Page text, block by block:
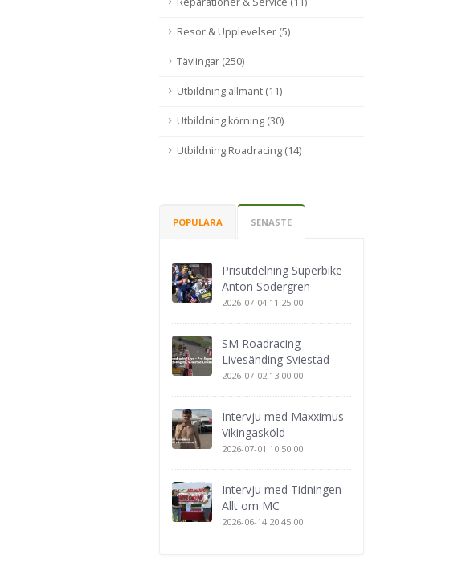
Resor & Upplevelser (5)
Tävlingar (250)
Utbildning allmänt (11)
Utbildning körning (30)
Utbildning Roadracing (14)
POPULÄRA SENASTE
Prisutdelning Superbike
Anton Södergren
2026-07-04 11:25:00
SM Roadracing
Livesänding Sviestad
2026-07-02 13:00:00
Intervju med Maxximus
Vikingasköld
2026-07-01 10:50:00
Intervju med Tidningen
Allt om MC
2026-06-14 20:45:00